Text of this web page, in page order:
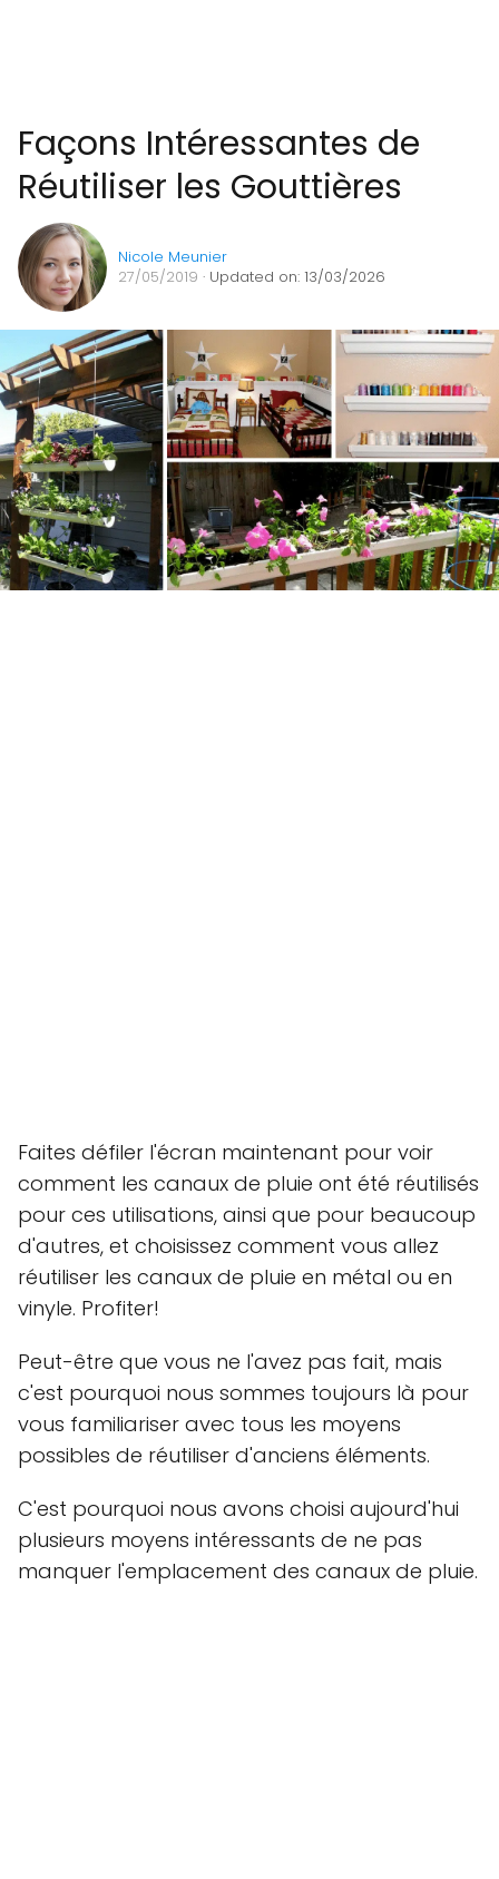
Façons Intéressantes de
Réutiliser les Gouttières
Nicole Meunier
27/05/2019 · Updated on: 13/03/2026
Faites défiler l'écran maintenant pour voir
comment les canaux de pluie ont été réutilisés
pour ces utilisations, ainsi que pour beaucoup
d'autres, et choisissez comment vous allez
réutiliser les canaux de pluie en métal ou en
vinyle. Profiter!
Peut-être que vous ne l'avez pas fait, mais
c'est pourquoi nous sommes toujours là pour
vous familiariser avec tous les moyens
possibles de réutiliser d'anciens éléments.
C'est pourquoi nous avons choisi aujourd'hui
plusieurs moyens intéressants de ne pas
manquer l'emplacement des canaux de pluie.